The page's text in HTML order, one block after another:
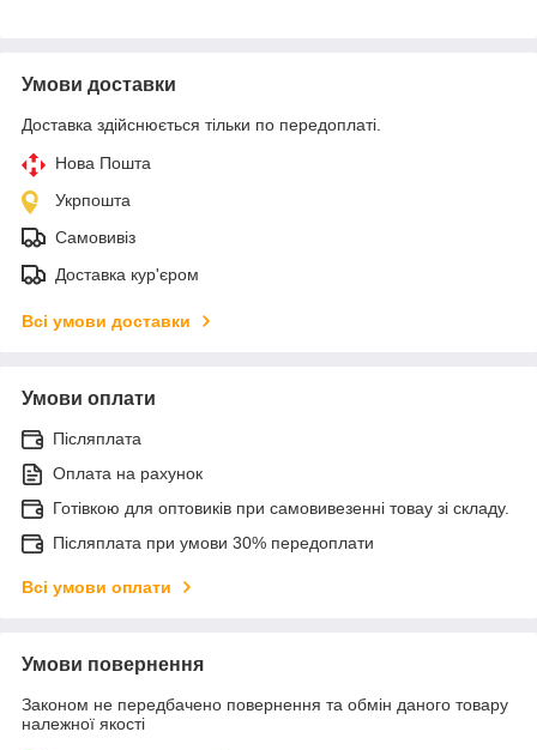
Умови доставки
Доставка здійснюється тільки по передоплаті.
Нова Пошта
Укрпошта
Самовивіз
Доставка кур'єром
Всі умови доставки
Умови оплати
Післяплата
Оплата на рахунок
Готівкою для оптовиків при самовивезенні товау зі складу.
Післяплата при умови 30% передоплати
Всі умови оплати
Умови повернення
Законом не передбачено повернення та обмін даного товару
належної якості